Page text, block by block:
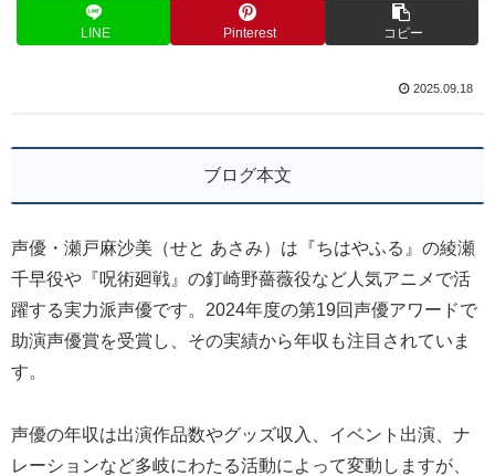
LINE Pinterest コピー
2025.09.18
ブログ本文
声優・瀬戸麻沙美（せと あさみ）は『ちはやふる』の綾瀬
千早役や『呪術廻戦』の釘崎野薔薇役など人気アニメで活
躍する実力派声優です。2024年度の第19回声優アワードで
助演声優賞を受賞し、その実績から年収も注目されていま
す。
声優の年収は出演作品数やグッズ収入、イベント出演、ナ
レーションなど多岐にわたる活動によって変動しますが、